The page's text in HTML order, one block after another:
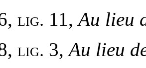
lig. 11,Au lieu
lig. 3,Au lieu